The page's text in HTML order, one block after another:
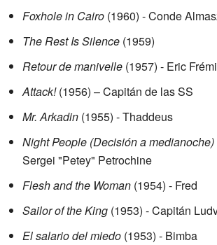
Foxhole in Cairo (1960) - Conde
The Rest Is Silence (1959)
Retour de manivelle (1957) - Eric
Attack!(1956) – Capitán de las SS
Mr. Arkadin (1955) - Thaddeus
Night People (Decisión a medianoche)
Sergei "Petey" Petrochine
Flesh and the Woman (1954) - Fred
Sailor of the King (1953) - Capitán
El salario del miedo (1953) - Bimba